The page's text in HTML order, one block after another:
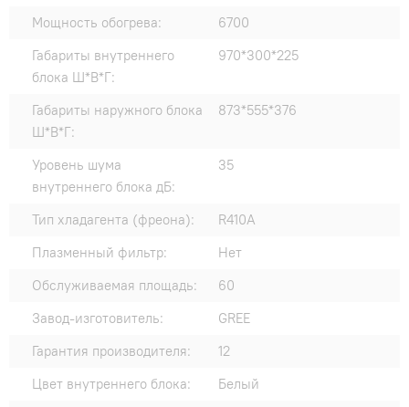
Мощность обогрева:
6700
Габариты внутреннего
блока Ш*В*Г:
970*300*225
Габариты наружного блока
Ш*В*Г:
873*555*376
Уровень шума
внутреннего блока дБ:
35
Тип хладагента (фреона):
R410A
Плазменный фильтр:
Нет
Обслуживаемая площадь:
60
Завод-изготовитель:
GREE
Гарантия производителя:
12
Цвет внутреннего блока:
Белый